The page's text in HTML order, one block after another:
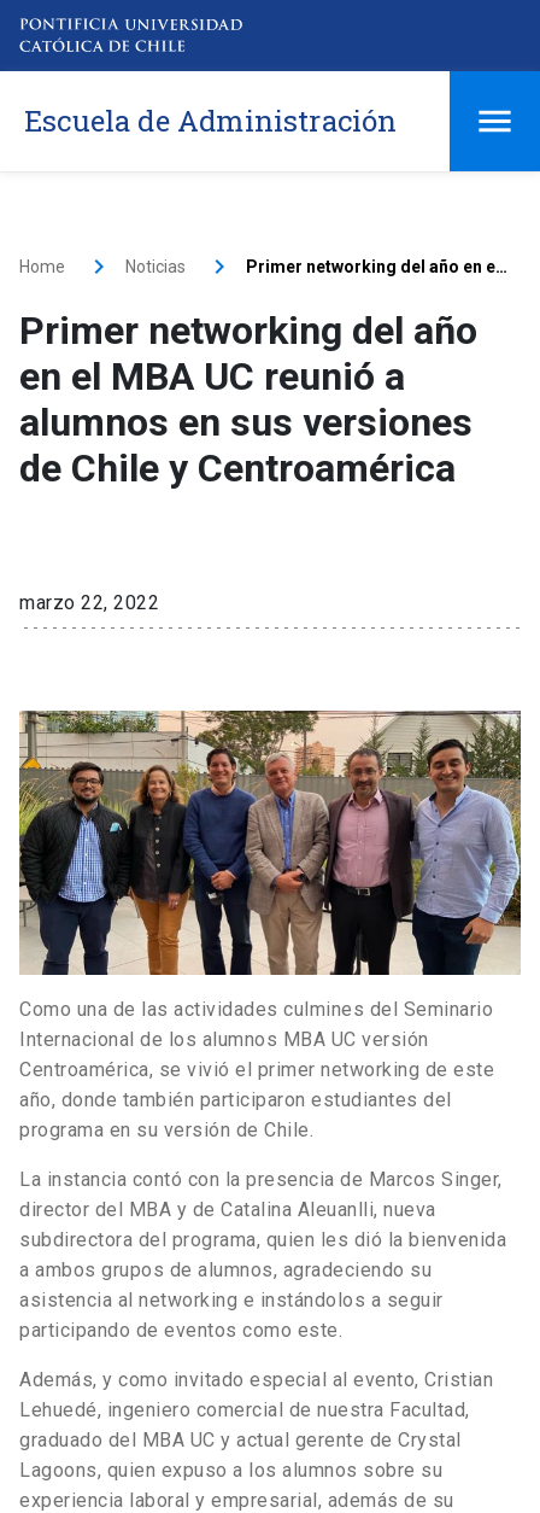
Escuela de Administración
Home Noticias Primer networking del año en el MBA UC reunió a alumnos en sus versiones de Chile y Centroamérica
Primer networking del año
en el MBA UC reunió a
alumnos en sus versiones
de Chile y Centroamérica
marzo 22, 2022
Como una de las actividades culmines del Seminario
Internacional de los alumnos MBA UC versión
Centroamérica, se vivió el primer networking de este
año, donde también participaron estudiantes del
programa en su versión de Chile.
La instancia contó con la presencia de Marcos Singer,
director del MBA y de Catalina Aleuanlli, nueva
subdirectora del programa, quien les dió la bienvenida
a ambos grupos de alumnos, agradeciendo su
asistencia al networking e instándolos a seguir
participando de eventos como este.
Además, y como invitado especial al evento, Cristian
Lehuedé, ingeniero comercial de nuestra Facultad,
graduado del MBA UC y actual gerente de Crystal
Lagoons, quien expuso a los alumnos sobre su
experiencia laboral y empresarial, además de su